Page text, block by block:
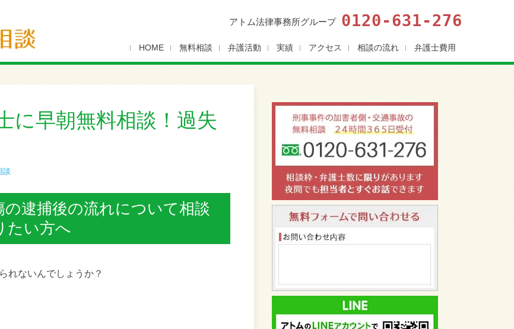
アトム法律事務所グループ 0120-631-276
HOME 無料相談 弁護活動 実績 アクセス 相談の流れ 弁護士費用
に早朝無料相談！過失
談
逮捕後の流れについて相談
たい方へ
れないんでしょうか？